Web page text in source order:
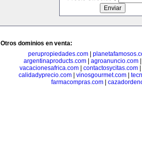
Otros dominios en venta:
perupropiedades.com
argentinaproducts.com| agroanuncio.com
vacacionesafrica.com| contactosycitas.com|
calidadyprecio.com
vinosgourmet.com
farmacompras.com|